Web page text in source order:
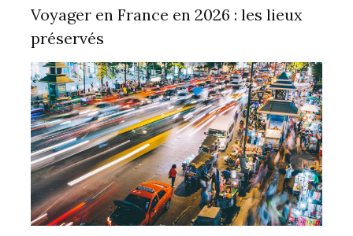
Voyager en France en 2026 : les lieux
préservés